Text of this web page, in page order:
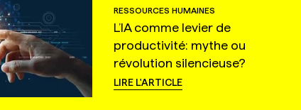
RESSOURCES HUMAINES
L’IA comme levier de
productivité: mythe ou
révolution silencieuse?
LIRE L'ARTICLE